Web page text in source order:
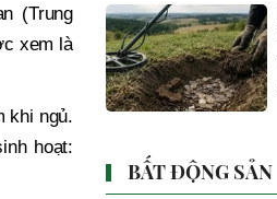
(Trung
xem là
khi ngủ.
hoạt:
BẤT ĐỘNG SẢN